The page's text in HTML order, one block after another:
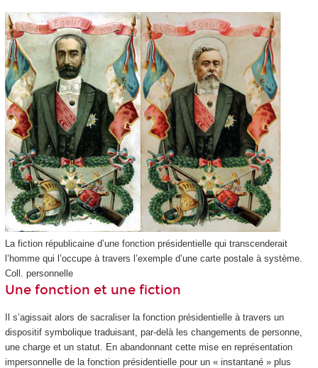
La fiction républicaine d’une fonction présidentielle qui transcenderait
l’homme qui l’occupe à travers l’exemple d’une carte postale à système.
Coll. personnelle
Une fonction et une fiction
Il s’agissait alors de sacraliser la fonction présidentielle à travers un
dispositif symbolique traduisant, par-delà les changements de personne,
une charge et un statut. En abandonnant cette mise en représentation
impersonnelle de la fonction présidentielle pour un « instantané » plus